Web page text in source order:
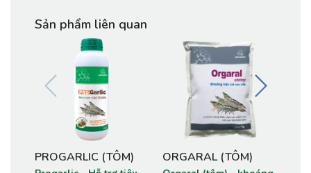
Sản phẩm liên quan
PROGARLIC (TÔM) ORGARAL (TÔM)